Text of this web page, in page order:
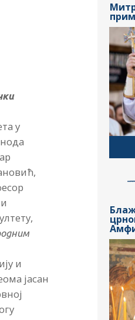
у
и
јасан